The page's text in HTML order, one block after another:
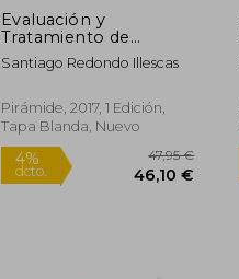
Evaluación y
Tratamiento de
Delincuentes: Jóvenes
y Adultos
Santiago Redondo Illescas
Pirámide, 2017, 1 Edición,
Tapa Blanda, Nuevo